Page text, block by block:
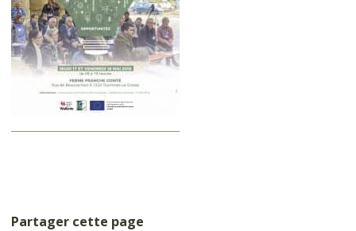
Partager cette page